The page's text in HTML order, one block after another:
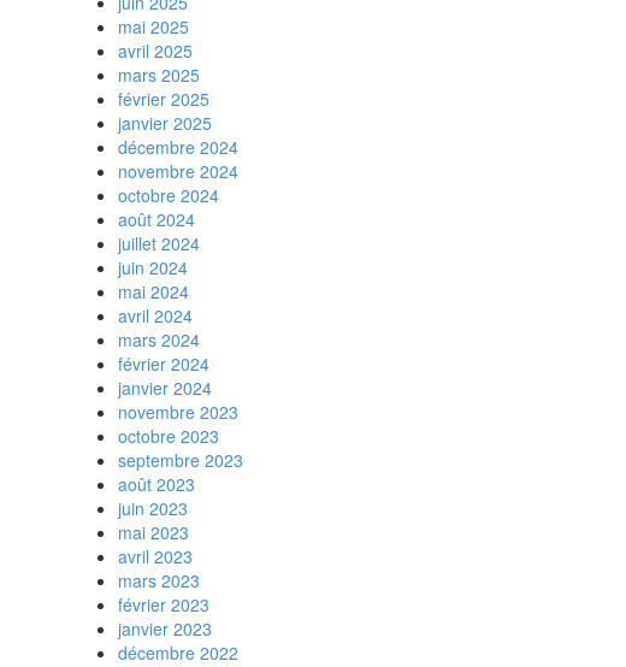
mai 2025
avril 2025
mars 2025
février 2025
janvier 2025
décembre 2024
novembre 2024
octobre 2024
août 2024
juillet 2024
juin 2024
mai 2024
avril 2024
mars 2024
février 2024
janvier 2024
novembre 2023
octobre 2023
septembre 2023
août 2023
juin 2023
mai 2023
avril 2023
mars 2023
février 2023
janvier 2023
décembre 2022